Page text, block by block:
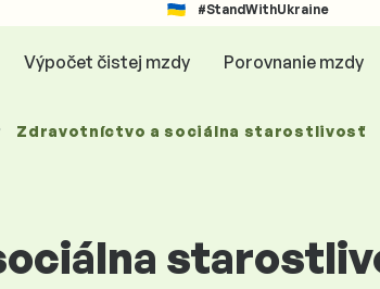
#StandWithUkraine
Výpočet čistej mzdy Porovnanie mzdy
Zdravotníctvo a sociálna starostlivosť